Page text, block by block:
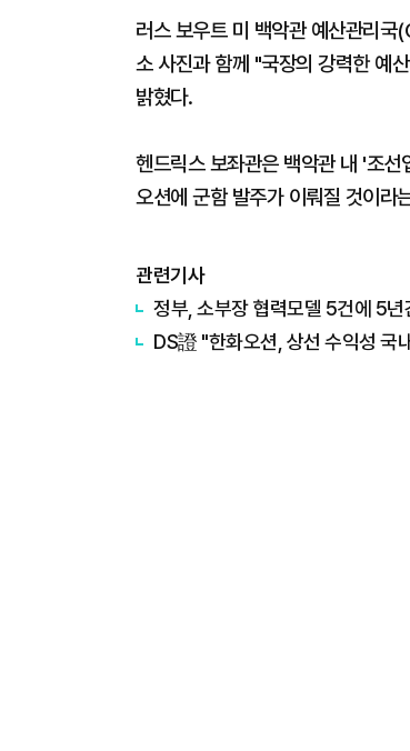
러스 보우트 미 백악관 예산관리
소 사진과 함께 "국장의 강력한 예
밝혔다.
헨드릭스 보좌관은 백악관 내 '조
오션에 군함 발주가 이뤄질 것이라
관련기사
정부, 소부장 협력모델 5건에 5
DS證 "한화오션, 상선 수익성